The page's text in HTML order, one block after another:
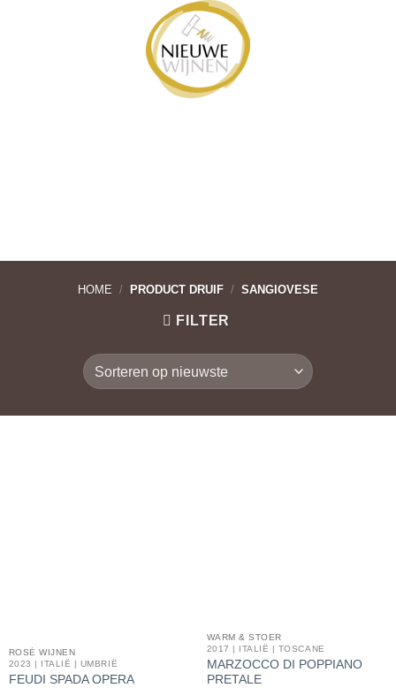
HOME / PRODUCT DRUIF / SANGIOVESE
FILTER
ROSÉ WIJNEN
2023 | ITALIË | UMBRIË
FEUDI SPADA OPERA
WARM & STOER
2017 | ITALIË | TOSCANE
MARZOCCO DI POPPIANO
PRETALE